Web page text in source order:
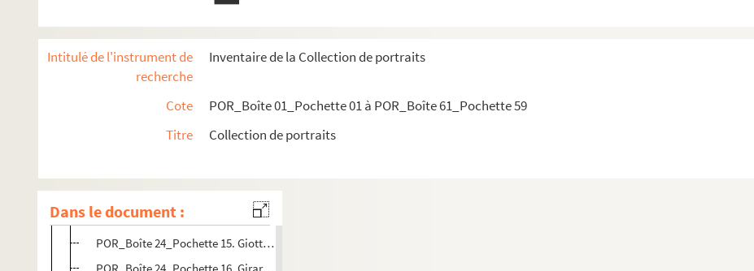
Intitulé de l'instrument de
recherche
Inventaire de la Collection de portraits
Cote
POR_Boîte 01_Pochette 01 à POR_Boîte 61_Pochette 59
Titre
Collection de portraits
Dans le document :
POR_Boîte 24_Pochette 07. Gigoux, Jean
POR_Boîte 24_Pochette 08. Gilbert, Nicolas-Joseph-Laurent
POR_Boîte 24_Pochette 10. Gilles, Jacques
POR_Boîte 24_Pochette 11. Gilly, Jacques-Laurent (Comte)
POR_Boîte 24_Pochette 13. Gioisa, François (De)
POR_Boîte 24_Pochette 14. Giorgion, Giorgio Barbarelli (Dit le)
POR_Boîte 24_Pochette 15. Giotto, Angiolotto ou Ambrogiotto Bondon (Dit)